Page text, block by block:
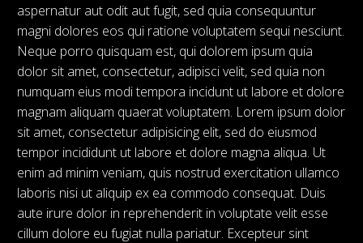
aspernatur aut odit aut fugit, sed quia consequuntur
magni dolores eos qui ratione voluptatem sequi nesciunt.
Neque porro quisquam est, qui dolorem ipsum quia
dolor sit amet, consectetur, adipisci velit, sed quia non
numquam eius modi tempora incidunt ut labore et dolore
magnam aliquam quaerat voluptatem. Lorem ipsum dolor
sit amet, consectetur adipisicing elit, sed do eiusmod
tempor incididunt ut labore et dolore magna aliqua. Ut
enim ad minim veniam, quis nostrud exercitation ullamco
laboris nisi ut aliquip ex ea commodo consequat. Duis
aute irure dolor in reprehenderit in voluptate velit esse
cillum dolore eu fugiat nulla pariatur. Excepteur sint